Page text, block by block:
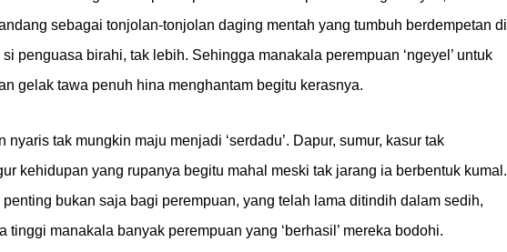
sebagai tonjolan-tonjolan daging mentah yang tumbuh berdempetan di
penguasa birahi, tak lebih. Sehingga manakala perempuan ‘ngeyel’ untuk
gelak tawa penuh hina menghantam begitu kerasnya.
nyaris tak mungkin maju menjadi ‘serdadu’. Dapur, sumur, kasur tak
kehidupan yang rupanya begitu mahal meski tak jarang ia berbentuk kumal.
bukan saja bagi perempuan, yang telah lama ditindih dalam sedih,
manakala banyak perempuan yang ‘berhasil’ mereka bodohi.